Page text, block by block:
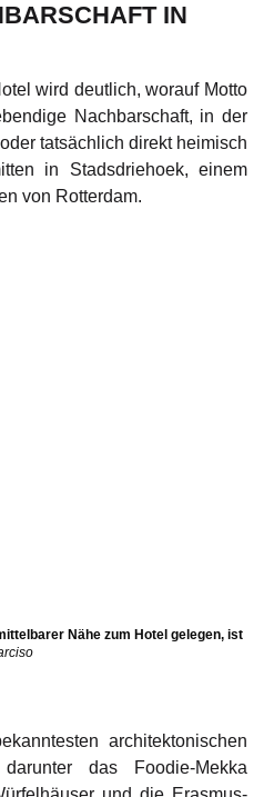
IN
wird deutlich, worauf Motto
Nachbarschaft, in der
tatsächlich direkt heimisch
in Stadsdriehoek, einem
von Rotterdam.
Nähe zum Hotel gelegen, ist
architektonischen
das Foodie-Mekka